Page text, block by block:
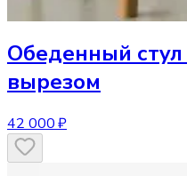
Обеденный стул
вырезом
42 000 ₽